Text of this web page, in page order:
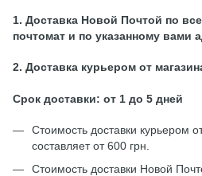
1. Доставка Новой Почтой по
почтомат и по указанному вами
2. Доставка курьером от
Срок доставки: от 1 до 5 дней
Стоимость доставки курьером
составляет от 600 грн.
Стоимость доставки Новой